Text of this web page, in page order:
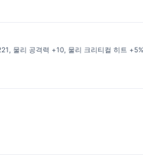
물리 공격력 +10, 물리 크리티컬 히트